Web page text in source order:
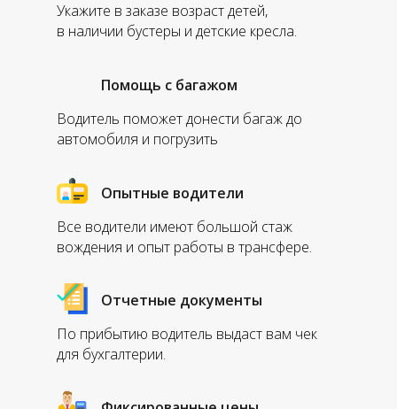
Укажите в заказе возраст детей,
в наличии бустеры и детские кресла.
Водитель поможет донести багаж до
автомобиля и погрузить
Помощь с багажом
Все водители имеют большой стаж
вождения и опыт работы в трансфере.
По прибытию водитель выдаст вам чек
для бухгалтерии.
Опытные водители
Отчетные документы